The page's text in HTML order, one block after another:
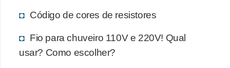
Código de cores de resistores
Fio para chuveiro 110V e 220V! Qual
usar? Como escolher?
d
e
s